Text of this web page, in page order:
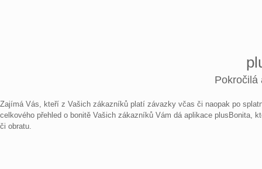
Pokročilá
Zajímá Vás, kteří z Vašich zákazníků platí závazky včas či naopak po
celkového přehled o bonitě Vašich zákazníků Vám dá aplikace plusBonita,
či obratu.